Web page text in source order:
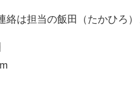
絡は担当の飯田（たかひろ）